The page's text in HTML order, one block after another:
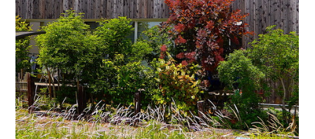
Home
Works
Process
Profile
Contact Us